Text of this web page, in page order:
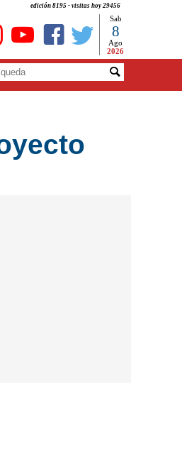
edición 8195 - visitas hoy 29456
Sab
8
Ago
2026